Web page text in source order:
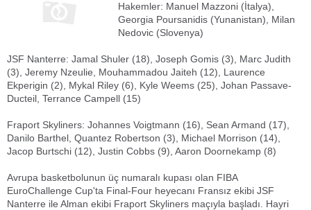
Hakemler: Manuel Mazzoni (İtalya),
Georgia Poursanidis (Yunanistan), Milan
Nedovic (Slovenya)
JSF Nanterre: Jamal Shuler (18), Joseph Gomis (3), Marc Judith
(3), Jeremy Nzeulie, Mouhammadou Jaiteh (12), Laurence
Ekperigin (2), Mykal Riley (6), Kyle Weems (25), Johan Passave-
Ducteil, Terrance Campell (15)
Fraport Skyliners: Johannes Voigtmann (16), Sean Armand (17),
Danilo Barthel, Quantez Robertson (3), Michael Morrison (14),
Jacop Burtschi (12), Justin Cobbs (9), Aaron Doornekamp (8)
Avrupa basketbolunun üç numaralı kupası olan FIBA
EuroChallenge Cup'ta Final-Four heyecanı Fransız ekibi JSF
Nanterre ile Alman ekibi Fraport Skyliners maçıyla başladı. Hayri